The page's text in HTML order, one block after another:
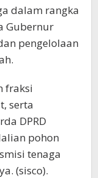
dalam rangka
Gubernur
pengelolaan
fraksi
serta
DPRD
pohon
tenaga
(sisco).